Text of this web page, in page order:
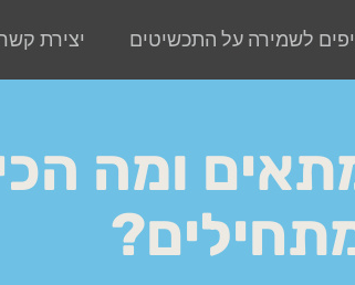
לשמירה על התכשיטים יצירת
ומה